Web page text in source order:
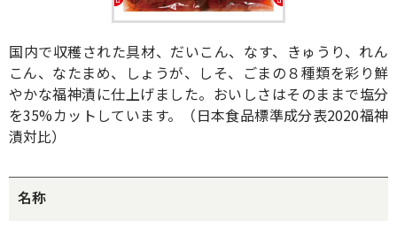
国内で収穫された具材、だいこん、なす、きゅうり、れん
こん、なたまめ、しょうが、しそ、ごまの８種類を彩り鮮
やかな福神漬に仕上げました。おいしさはそのままで塩分
を35%カットしています。（日本食品標準成分表2020福神
漬対比）
名称